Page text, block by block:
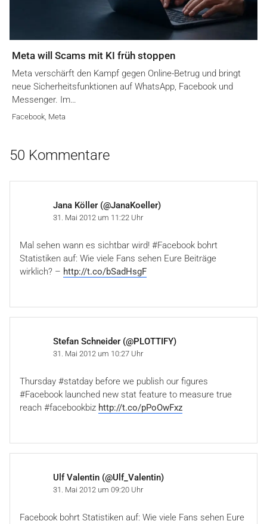
Meta will Scams mit KI früh stoppen
Meta verschärft den Kampf gegen Online-Betrug und bringt
neue Sicherheitsfunktionen auf WhatsApp, Facebook und
Messenger. Im…
Facebook Meta
50 Kommentare
Jana Köller (@JanaKoeller)
31. Mai 2012 um 11:22 Uhr
Mal sehen wann es sichtbar wird! #Facebook bohrt
Statistiken auf: Wie viele Fans sehen Eure Beiträge
wirklich? – http://t.co/bSadHsgF
Stefan Schneider (@PLOTTIFY)
31. Mai 2012 um 10:27 Uhr
Thursday #statday before we publish our figures
#Facebook launched new stat feature to measure true
reach #facebookbiz http://t.co/pPoOwFxz
Ulf Valentin (@Ulf_Valentin)
31. Mai 2012 um 09:20 Uhr
Facebook bohrt Statistiken auf: Wie viele Fans sehen Eure